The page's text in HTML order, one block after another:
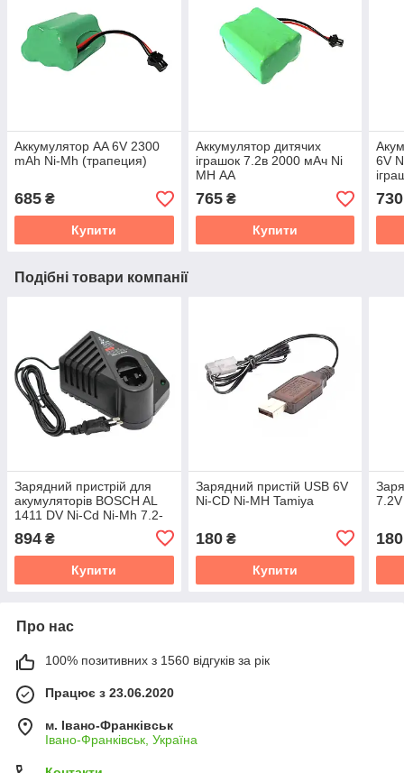
Аккумулятор AA 6V 2300
mAh Ni-Mh (трапеция)
685 ₴
Купити
Аккумулятор дитячих
іграшок 7.2в 2000 мАч Ni
MH АА
765₴
Купити
6V
730
Подібні товари компанії
Зарядний пристрій для
акумуляторів BOSCH AL
1411 DV Ni-Cd Ni-Mh 7.2-
894 ₴
Купити
Зарядний пристій USB 6V
Ni-CD Ni-MH Tamiya
180₴
Купити
180
Про нас
100% позитивних з 1560 відгуків за рік
Працює з 23.06.2020
м. Івано-Франківськ
Івано-Франківськ, Україна